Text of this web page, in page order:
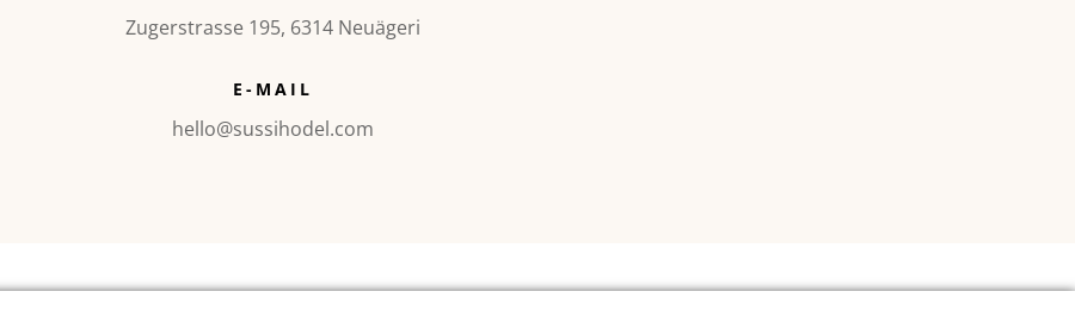
Zugerstrasse 195, 6314 Neuägeri
E-MAIL
hello@sussihodel.com